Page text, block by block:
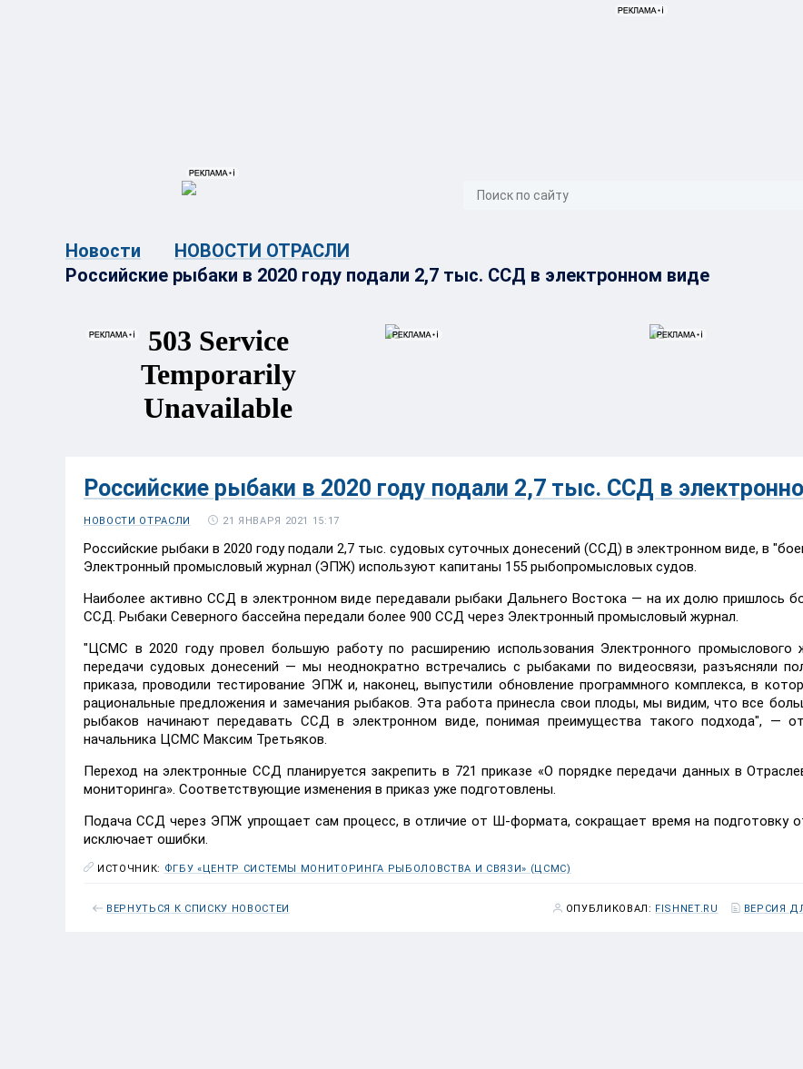
Новости
НОВОСТИ ОТРАСЛИ
Российские рыбаки в 2020 году подали 2,7 тыс. ССД в электронном виде
Российские рыбаки в 2020 году подали 2,7 тыс. ССД в
НОВОСТИ ОТРАСЛИ 21 ЯНВАРЯ 2021 15:17
Российские рыбаки в 2020 году подали 2,7 тыс. судовых суточных донесений (ССД) в электронном виде, в
Электронный промысловый журнал (ЭПЖ) используют капитаны 155 рыбопромысловых судов.
Наиболее активно ССД в электронном виде передавали рыбаки Дальнего Востока — на их долю пришлось
ССД. Рыбаки Северного бассейна передали более 900 ССД через Электронный промысловый журнал.
"ЦСМС в 2020 году провел большую работу по расширению использования Электронного промыслового
передачи судовых донесений — мы неоднократно встречались с рыбаками по видеосвязи, разъясняли
приказа, проводили тестирование ЭПЖ и, наконец, выпустили обновление программного комплекса, в
рациональные предложения и замечания рыбаков. Эта работа принесла свои плоды, мы видим, что все
рыбаков начинают передавать ССД в электронном виде, понимая преимущества такого подхода", —
начальника ЦСМС Максим Третьяков.
Переход на электронные ССД планируется закрепить в 721 приказе «О порядке передачи данных в
мониторинга». Соответствующие изменения в приказ уже подготовлены.
Подача ССД через ЭПЖ упрощает сам процесс, в отличие от Ш-формата, сокращает время на подготовку
исключает ошибки.
ИСТОЧНИК: ФГБУ «ЦЕНТР СИСТЕМЫ МОНИТОРИНГА РЫБОЛОВСТВА И СВЯЗИ» (ЦСМС)
ВЕРНУТЬСЯ К СПИСКУ НОВОСТЕЙ ОПУБЛИКОВАЛ: FISHNET.RU ВЕРСИЯ